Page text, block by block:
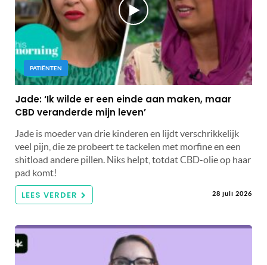
PATIËNTEN
Jade: ‘Ik wilde er een einde aan maken, maar
CBD veranderde mijn leven’
Jade is moeder van drie kinderen en lijdt verschrikkelijk
veel pijn, die ze probeert te tackelen met morfine en een
shitload andere pillen. Niks helpt, totdat CBD-olie op haar
pad komt!
LEES VERDER 28 juli 2026